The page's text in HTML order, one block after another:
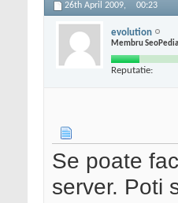
26th April 2009, 00:23
evolution
Membru SeoPedia
Reputatie:
Se poate
server. Poti